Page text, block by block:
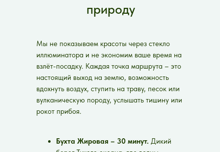
природу
Мы не показываем красоты через стекло
иллюминатора и не экономим ваше время на
взлёт-посадку. Каждая точка маршрута – это
настоящий выход на землю, возможность
вдохнуть воздух, ступить на траву, песок или
вулканическую породу, услышать тишину или
рокот прибоя.
Бухта Жировая – 30 минут. Дикий